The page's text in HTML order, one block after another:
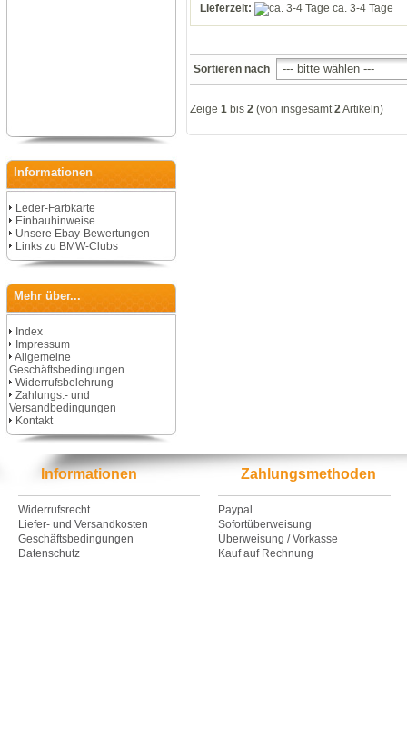
Informationen
Leder-Farbkarte
Einbauhinweise
Unsere Ebay-Bewertungen
Links zu BMW-Clubs
Mehr über...
Index
Impressum
Allgemeine
Geschäftsbedingungen
Widerrufsbelehrung
Zahlungs.- und
Versandbedingungen
Kontakt
Lieferzeit: ca. 3-4 Tage
Sortieren nach
Zeige 1 bis 2 (von insgesamt 2 Artikeln)
Informationen
Widerrufsrecht
Liefer- und Versandkosten
Geschäftsbedingungen
Datenschutz
Zahlungsmethoden
Paypal
Sofortüberweisung
Überweisung / Vorkasse
Kauf auf Rechnung